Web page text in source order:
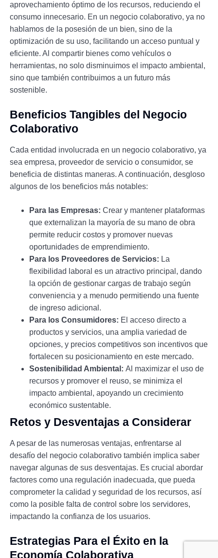
aprovechamiento óptimo de los recursos, reduciendo el
consumo innecesario. En un negocio colaborativo, ya no
hablamos de la posesión de un bien, sino de la
optimización de su uso, facilitando un acceso puntual y
eficiente. Al compartir bienes como vehículos o
herramientas, no solo disminuimos el impacto ambiental,
sino que también contribuimos a un futuro más
sostenible.
Beneficios Tangibles del Negocio
Colaborativo
Cada entidad involucrada en un negocio colaborativo, ya
sea empresa, proveedor de servicio o consumidor, se
beneficia de distintas maneras. A continuación, desgloso
algunos de los beneficios más notables:
Para las Empresas: Crear y mantener plataformas
que externalizan la mayoría de su mano de obra
permite reducir costos y promover nuevas
oportunidades de emprendimiento.
Para los Proveedores de Servicios: La
flexibilidad laboral es un atractivo principal, dando
la opción de gestionar cargas de trabajo según
conveniencia y a menudo permitiendo una fuente
de ingreso adicional.
Para los Consumidores: El acceso directo a
productos y servicios, una amplia variedad de
opciones, y precios competitivos son incentivos que
fortalecen su posicionamiento en este mercado.
Sostenibilidad Ambiental: Al maximizar el uso de
recursos y promover el reuso, se minimiza el
impacto ambiental, apoyando un crecimiento
económico sustentable.
Retos y Desventajas a Considerar
A pesar de las numerosas ventajas, enfrentarse al
desafío del negocio colaborativo también implica saber
navegar algunas de sus desventajas. Es crucial abordar
factores como una regulación inadecuada, que pueda
comprometer la calidad y seguridad de los recursos, así
como la posible falta de control sobre los servidores,
impactando la confianza de los usuarios.
Estrategias Para el Éxito en la
Economía Colaborativa